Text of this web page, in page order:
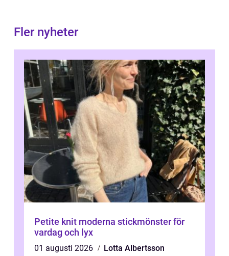
Fler nyheter
Petite knit moderna stickmönster för
vardag och lyx
01 augusti 2026
Lotta Albertsson